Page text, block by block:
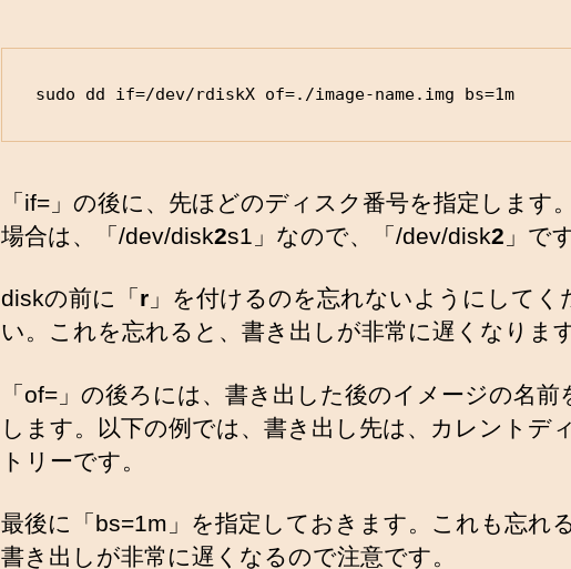
sudo dd if=/dev/rdiskX of=./image-name.img bs=1m
「if=」の後に、先ほどのディスク番号を指定します
場合は、「/dev/disk2s1」なので、「/dev/disk2 」で
diskの前に「 r 」を付けるのを忘れないようにしてく
い。これを忘れると、書き出しが非常に遅くなりま
「of=」の後ろには、書き出した後のイメージの名前
します。以下の例では、書き出し先は、カレントデ
トリーです。
最後に「bs=1m」を指定しておきます。これも忘れ
書き出しが非常に遅くなるので注意です。